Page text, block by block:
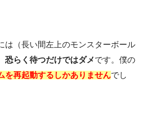
は（長い間左上のモンスターボール
恐らく待つだけではダメです。僕の
を再起動するしかありませんでし